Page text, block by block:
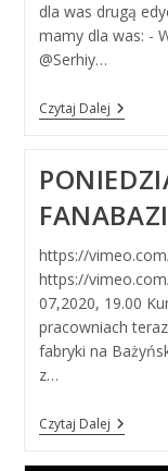
dla was drugą
mamy dla was: -
@Serhiy…
Czytaj Dalej
17-
https://
https://
07,2020, 19.00
pracowniach
fabryki na
z…
Czytaj Dalej
13-